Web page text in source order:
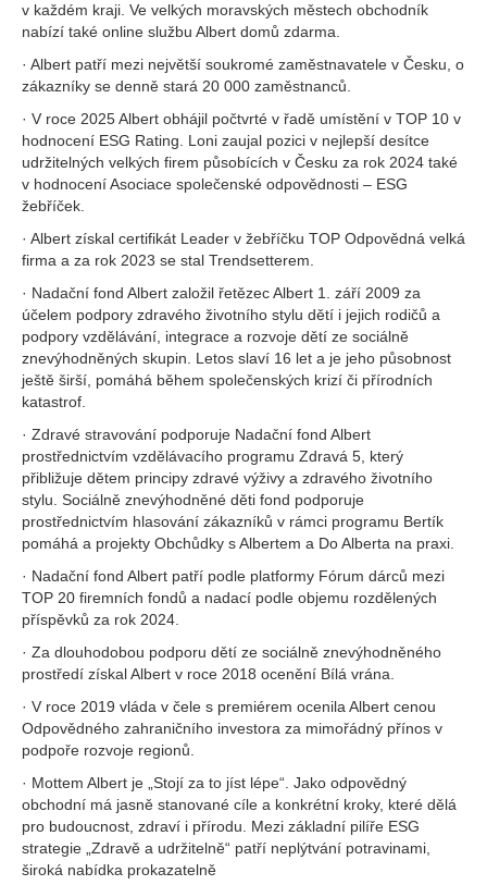
v každém kraji. Ve velkých moravských městech obchodník
nabízí také online službu Albert domů zdarma.
· Albert patří mezi největší soukromé zaměstnavatele v Česku, o
zákazníky se denně stará 20 000 zaměstnanců.
· V roce 2025 Albert obhájil počtvrté v řadě umístění v TOP 10 v
hodnocení ESG Rating. Loni zaujal pozici v nejlepší desítce
udržitelných velkých firem působících v Česku za rok 2024 také
v hodnocení Asociace společenské odpovědnosti – ESG
žebříček.
· Albert získal certifikát Leader v žebříčku TOP Odpovědná velká
firma a za rok 2023 se stal Trendsetterem.
· Nadační fond Albert založil řetězec Albert 1. září 2009 za
účelem podpory zdravého životního stylu dětí i jejich rodičů a
podpory vzdělávání, integrace a rozvoje dětí ze sociálně
znevýhodněných skupin. Letos slaví 16 let a je jeho působnost
ještě širší, pomáhá během společenských krizí či přírodních
katastrof.
· Zdravé stravování podporuje Nadační fond Albert
prostřednictvím vzdělávacího programu Zdravá 5, který
přibližuje dětem principy zdravé výživy a zdravého životního
stylu. Sociálně znevýhodněné děti fond podporuje
prostřednictvím hlasování zákazníků v rámci programu Bertík
pomáhá a projekty Obchůdky s Albertem a Do Alberta na praxi.
· Nadační fond Albert patří podle platformy Fórum dárců mezi
TOP 20 firemních fondů a nadací podle objemu rozdělených
příspěvků za rok 2024.
· Za dlouhodobou podporu dětí ze sociálně znevýhodněného
prostředí získal Albert v roce 2018 ocenění Bílá vrána.
· V roce 2019 vláda v čele s premiérem ocenila Albert cenou
Odpovědného zahraničního investora za mimořádný přínos v
podpoře rozvoje regionů.
· Mottem Albert je „Stojí za to jíst lépe“. Jako odpovědný
obchodní má jasně stanované cíle a konkrétní kroky, které dělá
pro budoucnost, zdraví i přírodu. Mezi základní pilíře ESG
strategie „Zdravě a udržitelně“ patří neplýtvání potravinami,
široká nabídka prokazatelně